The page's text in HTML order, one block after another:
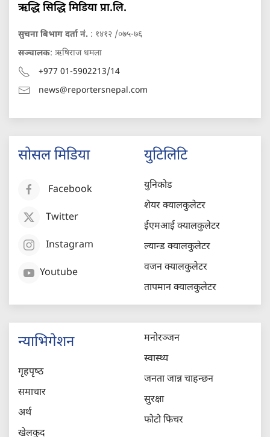
ऋद्धि सिद्धि मिडिया प्रा.लि.
सुचना बिभाग दर्ता नं. : १४१२ /०७५-७६
सञ्चालक: ऋषिराज धमला
+977 01-5902213/14
news@reportersnepal.com
सोसल मिडिया
Facebook
Twitter
Instagram
Youtube
युटिलिटि
युनिकोड
शेयर क्यालकुलेटर
ईएमआई क्यालकुलेटर
ल्यान्ड क्यालकुलेटर
वजन क्यालकुलेटर
तापमान क्यालकुलेटर
न्याभिगेशन
गृहपृष्‍ठ
समाचार
अर्थ
खेलकुद
मनोरञ्जन
स्वास्थ्य
जनता जान्न चाहन्छन
सुरक्षा
फोटो फिचर